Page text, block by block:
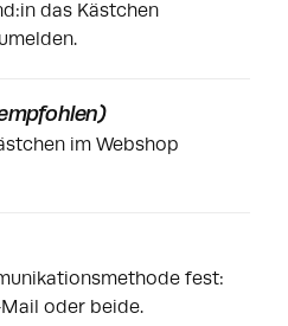
das Kästchen
im Webshop
fest:
oder beide.